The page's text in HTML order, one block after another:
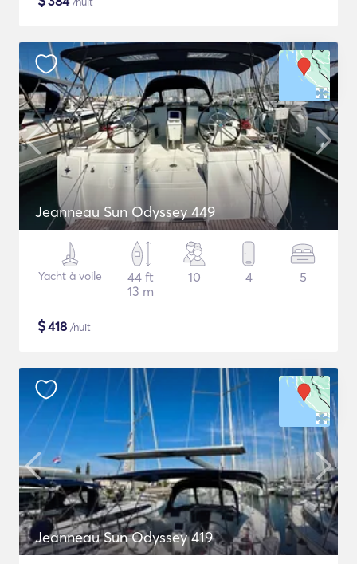
Jeanneau Sun Odyssey 449
Yacht à voile
44 ft
13 m
10 4 5
$418 /nuit
Jeanneau Sun Odyssey 419